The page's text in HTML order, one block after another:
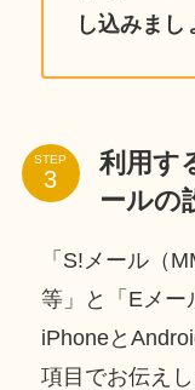
し込みまし
STEP
利用す
ールの
「S!メール（
等」と「Eメー
iPhoneと
項目でお伝えし